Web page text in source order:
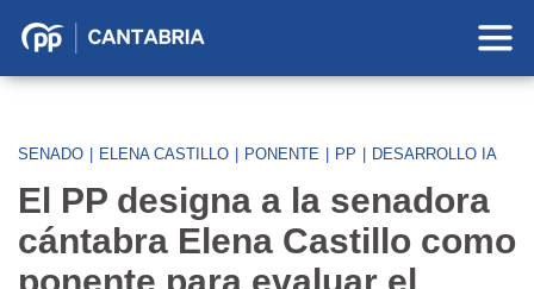
Partido
Cantabria
SENADO ELENA CASTILLO PONENTE PP DESARROLLO IA
El PP designa a la senadora
cántabra Elena Castillo como